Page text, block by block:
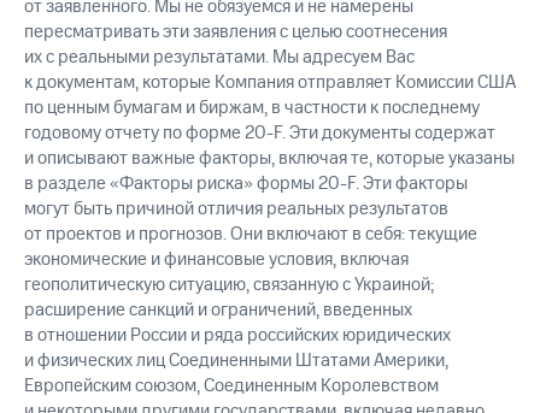
от заявленного. Мы не обязуемся и не намерены
пересматривать эти заявления с целью соотнесения
их с реальными результатами. Мы адресуем Вас
к документам, которые Компания отправляет Комиссии США
по ценным бумагам и биржам, в частности к последнему
годовому отчету по форме 20-F. Эти документы содержат
и описывают важные факторы, включая те, которые указаны
в разделе «Факторы риска» формы 20-F. Эти факторы
могут быть причиной отличия реальных результатов
от проектов и прогнозов. Они включают в себя: текущие
экономические и финансовые условия, включая
геополитическую ситуацию, связанную с Украиной;
расширение санкций и ограничений, введенных
в отношении России и ряда российских юридических
и физических лиц Соединенными Штатами Америки,
Европейским союзом, Соединенным Королевством